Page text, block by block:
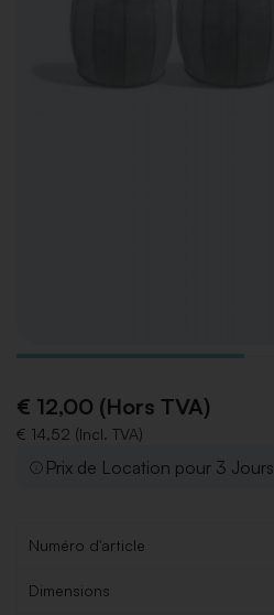
€ 12,00 (Hors TVA)
€ 14,52 (Incl. TVA)
Prix de Location pour 3 Jours
Numéro d'article
Dimensions